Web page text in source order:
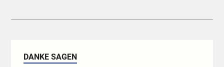
DANKE SAGEN